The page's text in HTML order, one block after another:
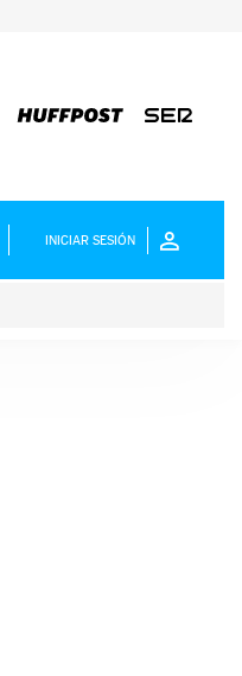
INICIAR SESIÓN